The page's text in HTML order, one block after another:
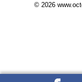
© 2026